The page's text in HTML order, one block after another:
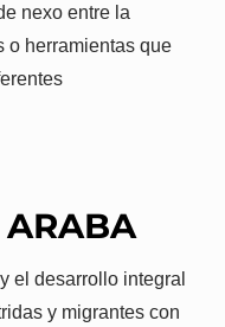
nexo entre la
o herramientas que
ARABA
el desarrollo integral
y migrantes con